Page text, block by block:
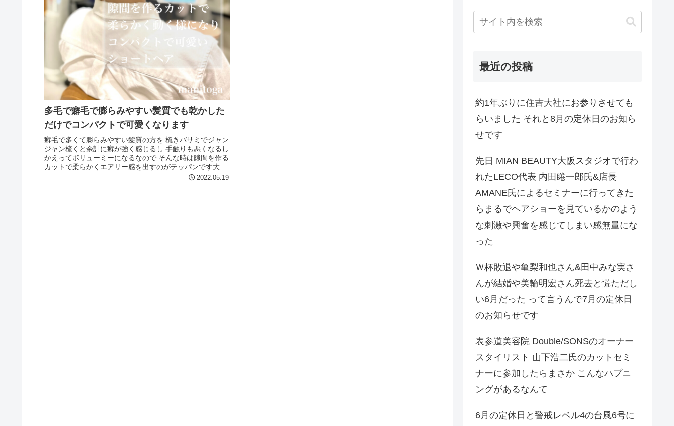
多毛で癖毛で膨らみやすい髪質でも乾かした
だけでコンパクトで可愛くなります
癖毛で多くて膨らみやすい髪質の方を 梳きバサミでジャン
ジャン梳くと余計に癖が強く感じるし 手触りも悪くなるし
かえってボリューミーになるなので そんな時は隙間を作る
カットで柔らかくエアリー感を出すのがテッパンです大
2022.05.19
最近の投稿
約1年ぶりに住吉大社にお参りさせても
らいました それと8月の定休日のお知ら
せです
先日 MIAN BEAUTY大阪スタジオで行わ
れたLECO代表 内田睠一郎氏&店長
AMANE氏によるセミナーに行ってきた
らまるでヘアショーを見ているかのよう
な刺激や興奮を感じてしまい感無量にな
った
Ｗ杯敗退や亀梨和也さん&田中みな実さ
んが結婚や美輪明宏さん死去と慌ただし
い6月だった って言うんで7月の定休日
のお知らせです
表参道美容院 Double/SONSのオーナー
スタイリスト 山下浩二氏のカットセミ
ナーに参加したらまさか こんなハプニ
ングがあるなんて
6月の定休日と警戒レベル4の台風6号に